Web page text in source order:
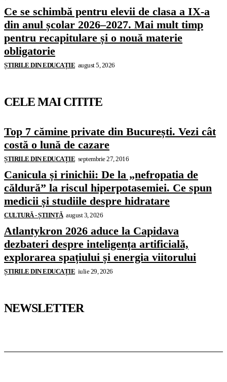
Ce se schimbă pentru elevii de clasa a IX-a
din anul școlar 2026–2027. Mai mult timp
pentru recapitulare și o nouă materie
obligatorie
ȘTIRILE DIN EDUCAȚIE august 5, 2026
CELE MAI CITITE
Top 7 cămine private din București. Vezi cât
costă o lună de cazare
ȘTIRILE DIN EDUCAȚIE septembrie 27, 2016
Canicula și rinichii: De la „nefropatia de
căldură” la riscul hiperpotasemiei. Ce spun
medicii și studiile despre hidratare
CULTURĂ - ȘTIINȚĂ august 3, 2026
Atlantykron 2026 aduce la Capidava
dezbateri despre inteligența artificială,
explorarea spațiului și energia viitorului
ȘTIRILE DIN EDUCAȚIE iulie 29, 2026
NEWSLETTER